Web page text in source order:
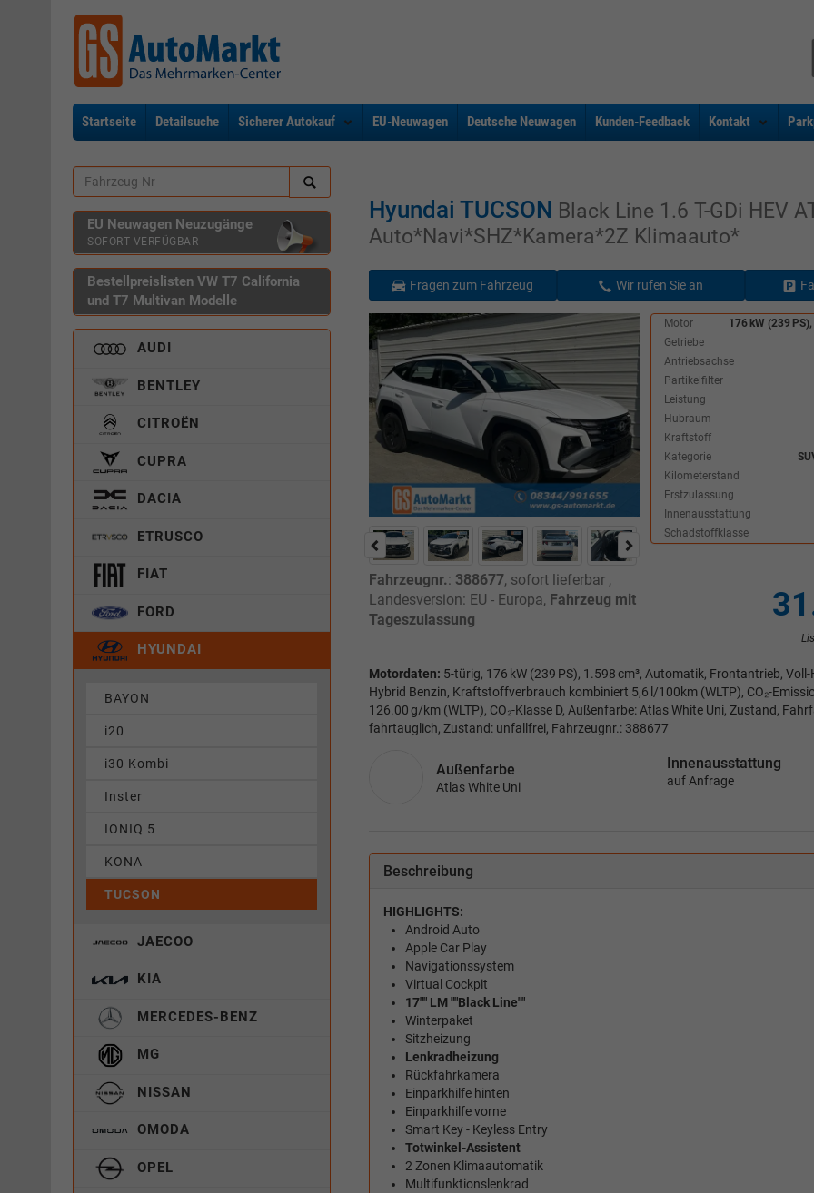
Startseite Detailsuche Sicherer Autokauf EU-Neuwagen Deutsche Neuwagen Kunden-Feedback Kontakt
Hyundai TUCSON Black Line 1.6 T-GDi HEV
Auto*Navi*SHZ*Kamera*2Z Klimaauto*
Fragen zum Fahrzeug Wir rufen Sie an
Motor
176 kW (239
Getriebe
Antriebsachse
Partikelfilter
Leistung
Hubraum
Kraftstoff
Kategorie
Kilometerstand
Erstzulassung
Innenausstattung
Schadstoffklasse
Fahrzeugnr.: 388677, sofort lieferbar,
Landesversion: EU - Europa, Fahrzeug mit
Tageszulassung
Motordaten: 5-türig, 176 kW (239 PS), 1.598 cm³, Automatik, Frontantrieb,
Hybrid Benzin, Kraftstoffverbrauch kombiniert 5,6 l/100km (WLTP), CO₂-
126.00 g/km (WLTP), CO₂-Klasse D, Außenfarbe: Atlas White Uni, Zustand,
fahrtauglich, Zustand: unfallfrei, Fahrzeugnr.: 388677
Außenfarbe
Atlas White Uni
Innenausstattung
auf Anfrage
Beschreibung
HIGHLIGHTS:
Android Auto
Apple Car Play
Navigationssystem
Virtual Cockpit
17"" LM ""Black Line""
Winterpaket
Sitzheizung
Lenkradheizung
Rückfahrkamera
Einparkhilfe hinten
Einparkhilfe vorne
Smart Key - Keyless Entry
Totwinkel-Assistent
2 Zonen Klimaautomatik
Multifunktionslenkrad
EU Neuwagen Neuzugänge
SOFORT VERFÜGBAR
Bestellpreislisten VW T7 California
und T7 Multivan Modelle
AUDI
BENTLEY
CITROËN
CUPRA
DACIA
ETRUSCO
FIAT
FORD
HYUNDAI
BAYON
i20
i30 Kombi
Inster
IONIQ 5
KONA
TUCSON
JAECOO
KIA
MERCEDES-BENZ
MG
NISSAN
OMODA
OPEL